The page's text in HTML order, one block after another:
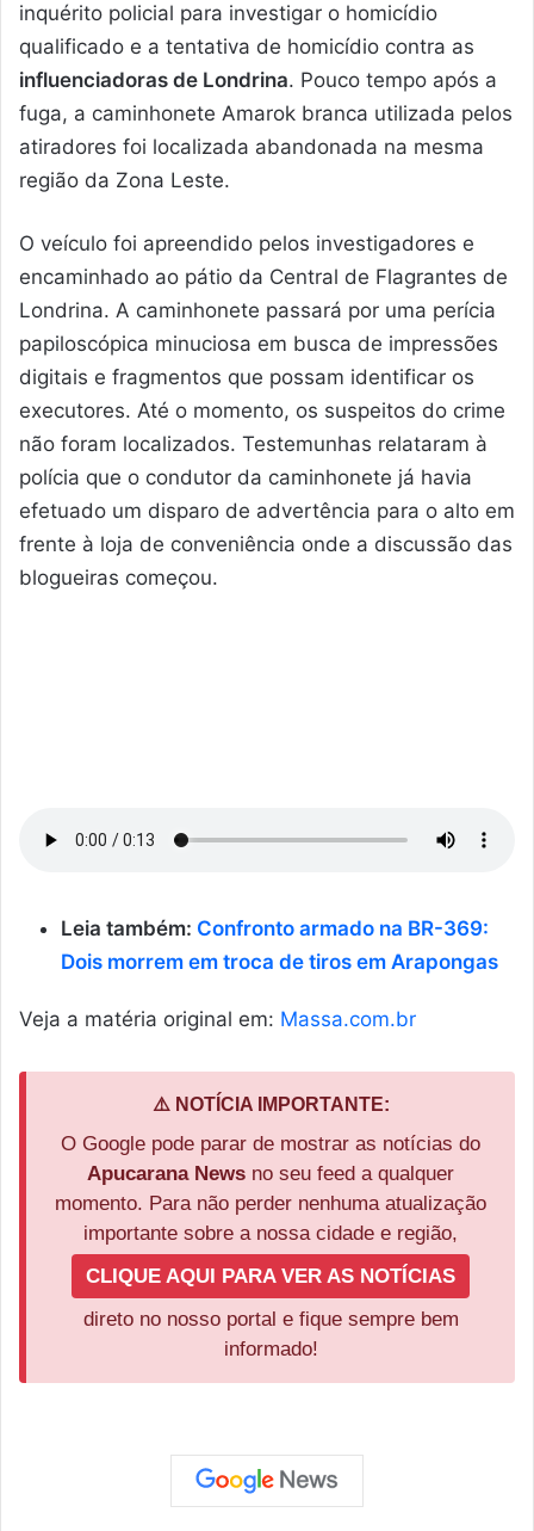
inquérito policial para investigar o homicídio
qualificado e a tentativa de homicídio contra as
influenciadoras de Londrina. Pouco tempo após a
fuga, a caminhonete Amarok branca utilizada pelos
atiradores foi localizada abandonada na mesma
região da Zona Leste.
O veículo foi apreendido pelos investigadores e
encaminhado ao pátio da Central de Flagrantes de
Londrina. A caminhonete passará por uma perícia
papiloscópica minuciosa em busca de impressões
digitais e fragmentos que possam identificar os
executores. Até o momento, os suspeitos do crime
não foram localizados. Testemunhas relataram à
polícia que o condutor da caminhonete já havia
efetuado um disparo de advertência para o alto em
frente à loja de conveniência onde a discussão das
blogueiras começou.
Leia também: Confronto armado na BR-369:
Dois morrem em troca de tiros em Arapongas
Veja a matéria original em: Massa.com.br
⚠️ NOTÍCIA IMPORTANTE:
O Google pode parar de mostrar as notícias do
Apucarana News no seu feed a qualquer
momento. Para não perder nenhuma atualização
importante sobre a nossa cidade e região,
CLIQUE AQUI PARA VER AS NOTÍCIAS
direto no nosso portal e fique sempre bem
informado!